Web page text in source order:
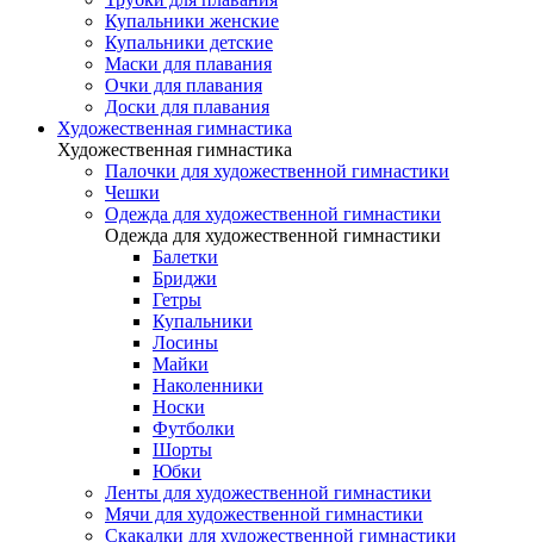
Купальники женские
Купальники детские
Маски для плавания
Очки для плавания
Доски для плавания
Художественная гимнастика
Художественная гимнастика
Палочки для художественной гимнастики
Чешки
Одежда для художественной гимнастики
Одежда для художественной гимнастики
Балетки
Бриджи
Гетры
Купальники
Лосины
Майки
Наколенники
Носки
Футболки
Шорты
Юбки
Ленты для художественной гимнастики
Мячи для художественной гимнастики
Скакалки для художественной гимнастики